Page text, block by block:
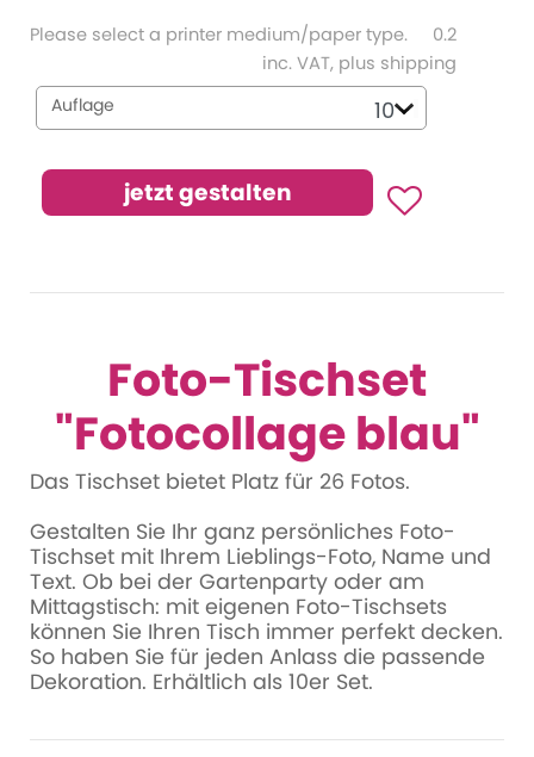
Please select a printer medium/paper type.
0.2
inc. VAT, plus shipping
Auflage
Foto-Tischset
"Fotocollage blau"
Das Tischset bietet Platz für 26 Fotos.
Gestalten Sie Ihr ganz persönliches Foto-
Tischset mit Ihrem Lieblings-Foto, Name und
Text. Ob bei der Gartenparty oder am
Mittagstisch: mit eigenen Foto-Tischsets
können Sie Ihren Tisch immer perfekt decken.
So haben Sie für jeden Anlass die passende
Dekoration. Erhältlich als 10er Set.